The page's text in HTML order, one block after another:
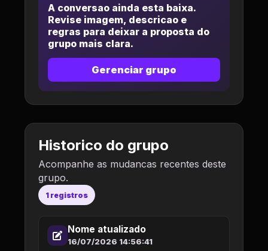
A conversao ainda esta baixa.
Revise imagem, descricao e
regras para deixar a proposta do
grupo mais clara.
Gerenciar grupo
Historico do grupo
Acompanhe as mudancas recentes deste
grupo.
1 registros
Nome atualizado
16/07/2026 14:56:41